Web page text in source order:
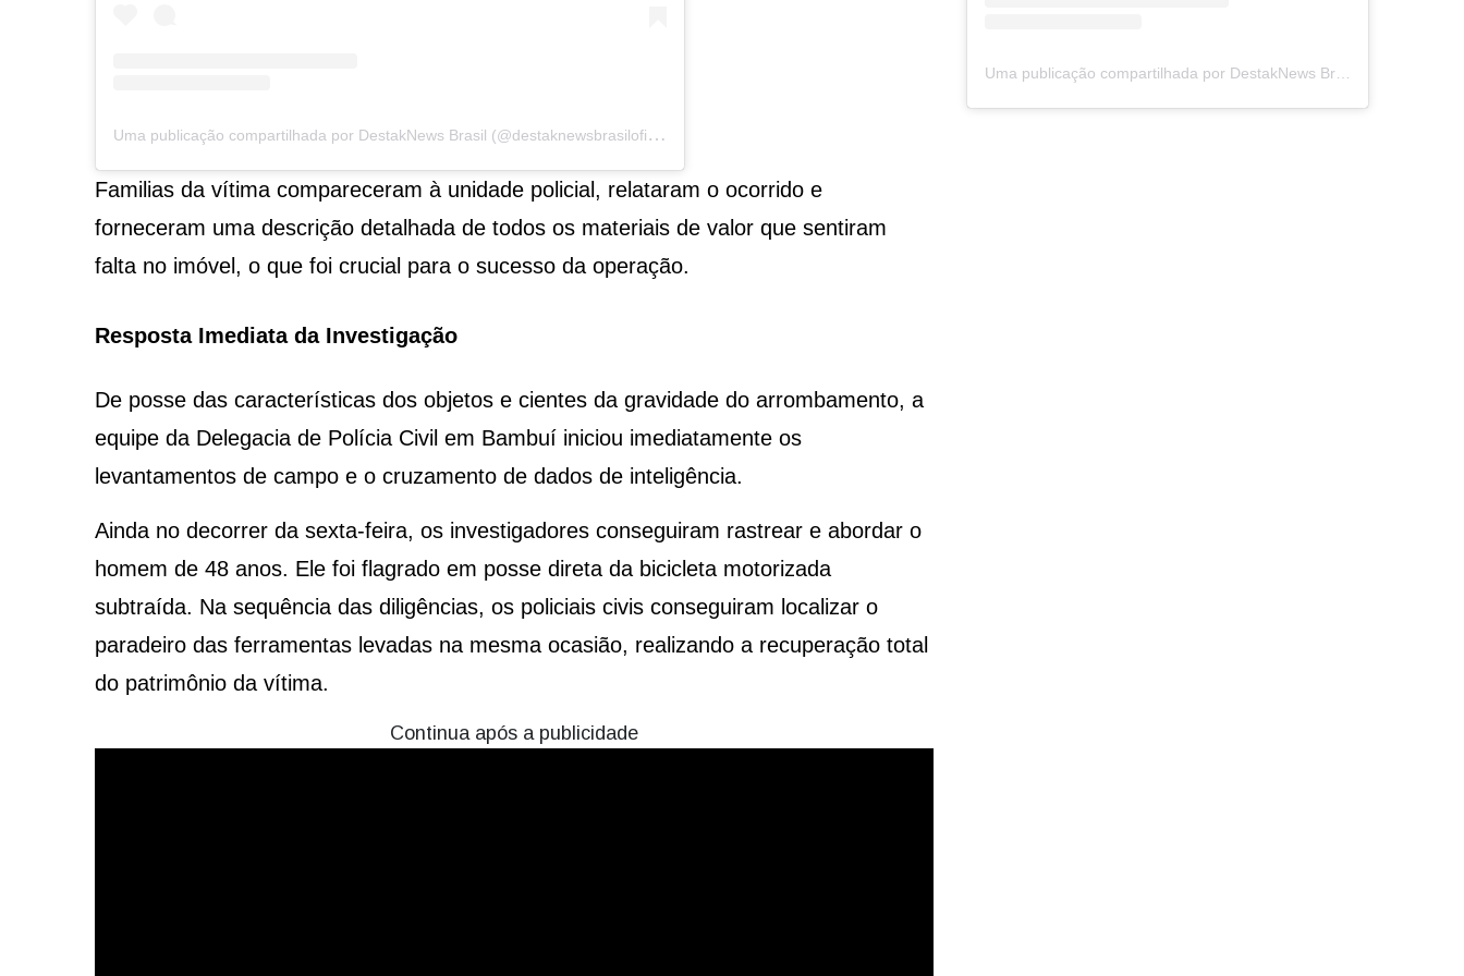
U
ma publicação compartilhada por DestakNews Brasil (@destaknewsbrasiloficial)
Familias da vítima compareceram à unidade policial, relataram o ocorrido e
forneceram uma descrição detalhada de todos os materiais de valor que sentiram
falta no imóvel, o que foi crucial para o sucesso da operação.
Resposta Imediata da Investigação
De posse das características dos objetos e cientes da gravidade do arrombamento, a
equipe da Delegacia de Polícia Civil em Bambuí iniciou imediatamente os
levantamentos de campo e o cruzamento de dados de inteligência.
Ainda no decorrer da sexta-feira, os investigadores conseguiram rastrear e abordar o
homem de 48 anos. Ele foi flagrado em posse direta da bicicleta motorizada
subtraída. Na sequência das diligências, os policiais civis conseguiram localizar o
paradeiro das ferramentas levadas na mesma ocasião, realizando a recuperação total
do patrimônio da vítima.
Continua após a publicidade